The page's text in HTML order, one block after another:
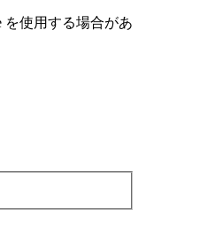
使⽤する場合があ